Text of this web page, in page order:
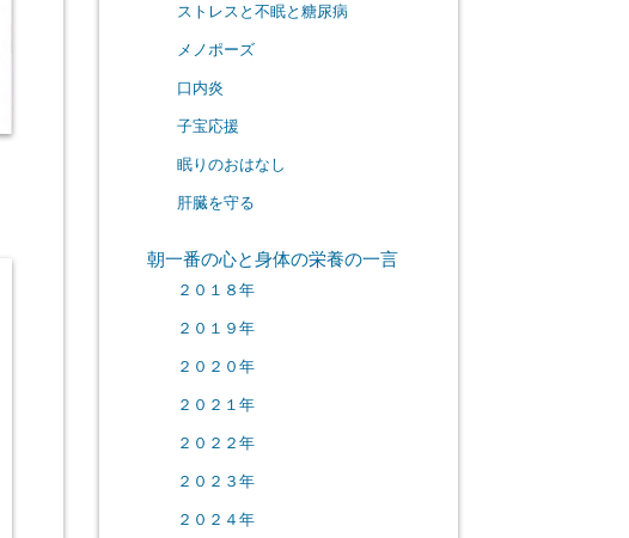
ストレスと不眠と糖尿病
メノポーズ
口内炎
子宝応援
眠りのおはなし
肝臓を守る
朝一番の心と身体の栄養の一言
２０１８年
２０１９年
２０２０年
２０２１年
２０２２年
２０２３年
２０２４年